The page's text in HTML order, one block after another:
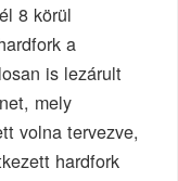
8 körül
a
is lezárult
mely
volna tervezve,
hardfork